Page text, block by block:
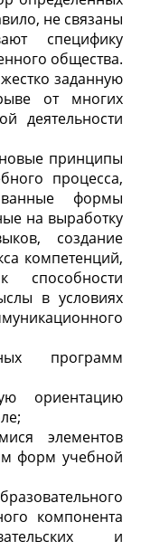
не связаны
специфику
общества.
заданную
от многих
деятельности
принципы
процесса,
формы
на выработку
создание
компетенций,
способности
в условиях
программ
ориентацию
элементов
форм учебной
компонента
и